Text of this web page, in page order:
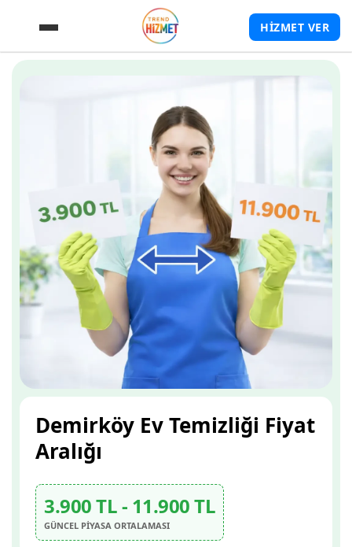
HİZMET VER
Demirköy Ev Temizliği Fiyat
Aralığı
3.900 TL - 11.900 TL
GÜNCEL PİYASA ORTALAMASI